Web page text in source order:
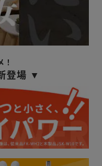
！
登場 ▼